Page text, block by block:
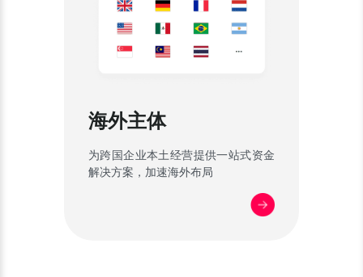
海外主体
为跨国企业本土经营提供一站式资金
解决方案，加速海外布局